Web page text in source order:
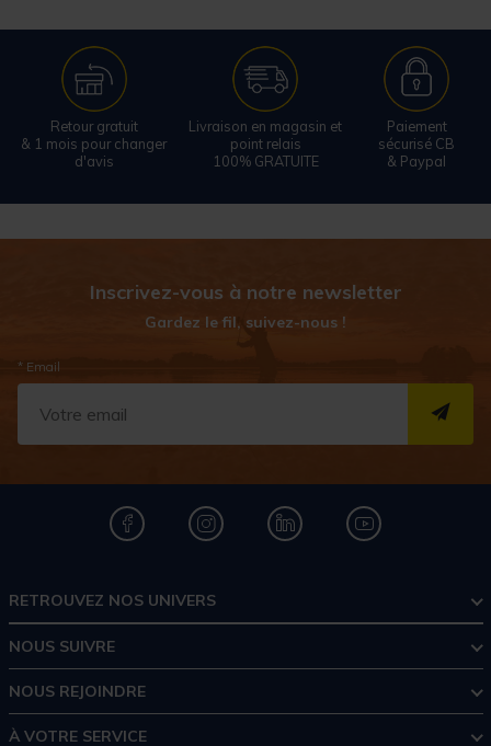
Retour gratuit
& 1 mois pour changer
d'avis
Livraison en magasin et
point relais
100% GRATUITE
Paiement
sécurisé CB
& Paypal
Inscrivez-vous à notre newsletter
Gardez le fil, suivez-nous !
* Email
RETROUVEZ NOS UNIVERS
NOUS SUIVRE
NOUS REJOINDRE
À VOTRE SERVICE